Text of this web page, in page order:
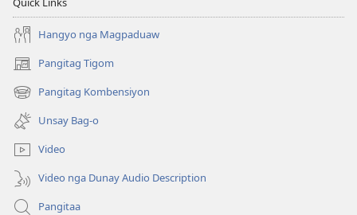
Hangyo nga Magpaduaw
Pangitag Tigom
(mo-
open
ug
bag-
ong
window)
Pangitag Kombensiyon
(mo-
open
ug
bag-
ong
window)
Unsay Bag-o
Video
Video nga Dunay Audio Description
Pangitaa